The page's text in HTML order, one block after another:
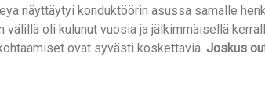
näyttäytyi konduktöörin asussa samalle
välillä oli kulunut vuosia ja jälkimmäisellä
ovat syvästi koskettavia.Joskus